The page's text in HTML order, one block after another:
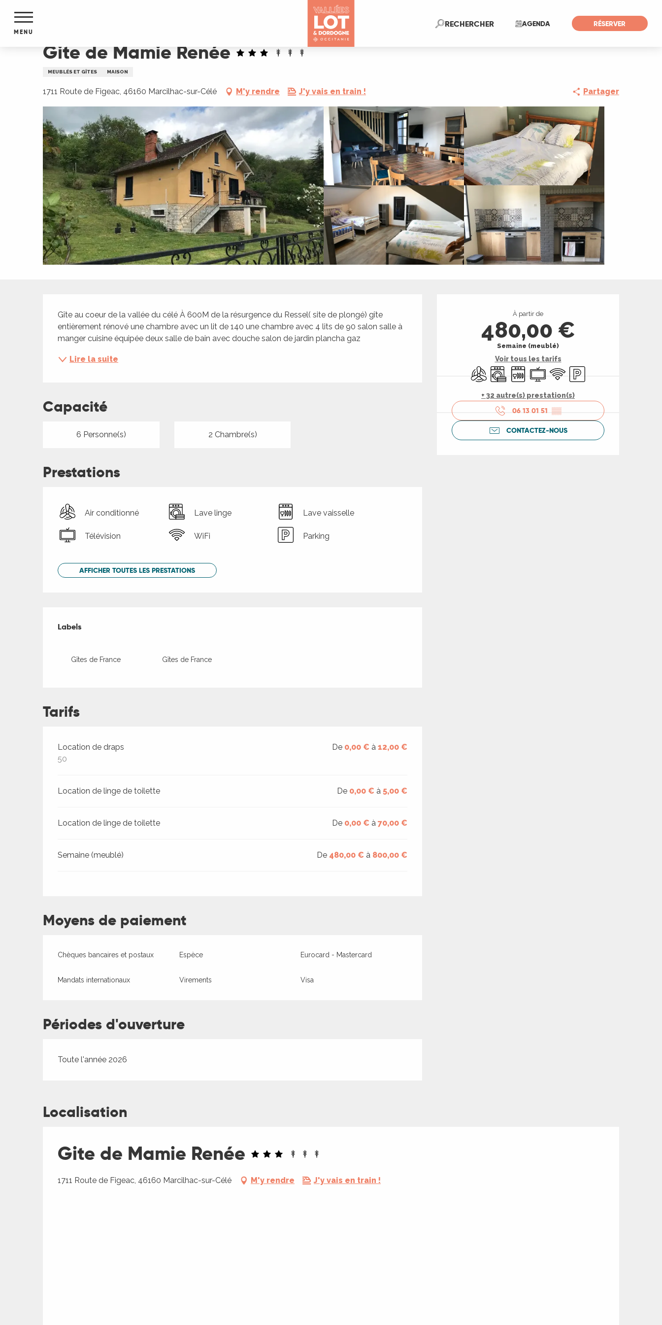
contenu
AGENDA RÉSERVER
RECHERCHERRecherche
MENU
Gite de Mamie Renée
MEUBLÉS ET GÎTES MAISON
1711 Route de Figeac, 46160 Marcilhac-sur-Célé M'y rendre J'y vais en train ! Partager
Ouverture et
À partir de
480,00 €
Semaine (meublé)
Voir tous les tarifs
Air conditionné
Lave lingeLave vaisselle
Télévision
WiFi Parking
+ 32 autre(s) prestation(s)
06 13 01 51 ▒▒
CONTACTEZ-NOUS
Description
Gîte au coeur de la vallée du célé À 600M de la résurgence du Ressel( site de plongé) gîte
entièrement rénové une chambre avec un lit de 140 une chambre avec 4 lits de 90 salon salle à
manger cuisine équipée deux salle de bain avec douche salon de jardin plancha gaz
Lire la suite
Capacité
6 Personne(s) 2 Chambre(s)
Prestations
Air conditionné Lave linge Lave vaisselle
Télévision WiFi Parking
AFFICHER TOUTES LES PRESTATIONS
Offres de prestations
Labels
Labels
Gîtes de France Gîtes de France
Tarifs
Tarifs 2026
Location de draps
50
De 0,00 € à12,00 €
Location de linge de toilette De 0,00 € à 5,00 €
Location de linge de toilette De 0,00 € à70,00 €
Semaine (meublé) De 480,00 € à 800,00 €
Moyens de paiement
Chèques bancaires et postaux Espèce Eurocard - Mastercard
Mandats internationaux Virements Visa
Périodes d'ouverture
Toute l'année 2026
Localisation
Gite de Mamie Renée
1711 Route de Figeac, 46160 Marcilhac-sur-Célé M'y rendre J'y vais en train !